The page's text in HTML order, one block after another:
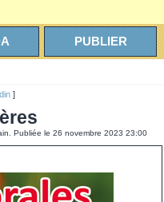
PUBLIER
]
Publiée le 26 novembre 2023 23:00